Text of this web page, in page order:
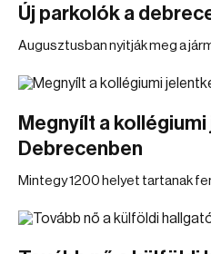
Új parkolók a
Augusztusban nyitják meg a
Megnyílt a
Debrecenben
Mintegy 1200 helyet tartanak